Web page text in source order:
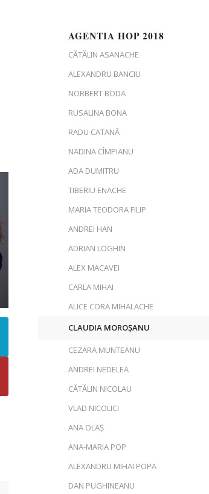
AGENTIA HOP 2018
CĂTĂLIN ASANACHE
ALEXANDRU BANCIU
NORBERT BODA
RUSALINA BONA
RADU CATANĂ
NADINA CÎMPIANU
ADA DUMITRU
TIBERIU ENACHE
MARIA TEODORA FILIP
ANDREI HAN
ADRIAN LOGHIN
ALEX MACAVEI
CARLA MIHAI
ALICE CORA MIHALACHE
CLAUDIA MOROȘANU
CEZARA MUNTEANU
ANDREI NEDELEA
CĂTĂLIN NICOLAU
VLAD NICOLICI
ANA OLAȘ
ANA-MARIA POP
ALEXANDRU MIHAI POPA
DAN PUGHINEANU